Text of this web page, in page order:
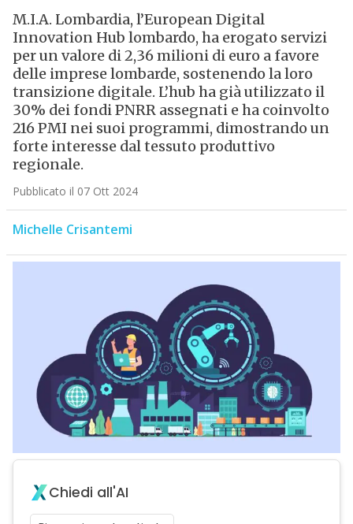
M.I.A. Lombardia, l’European Digital
Innovation Hub lombardo, ha erogato servizi
per un valore di 2,36 milioni di euro a favore
delle imprese lombarde, sostenendo la loro
transizione digitale. L’hub ha già utilizzato il
30% dei fondi PNRR assegnati e ha coinvolto
216 PMI nei suoi programmi, dimostrando un
forte interesse dal tessuto produttivo
regionale.
Pubblicato il 07 Ott 2024
Michelle Crisantemi
Chiedi all'AI